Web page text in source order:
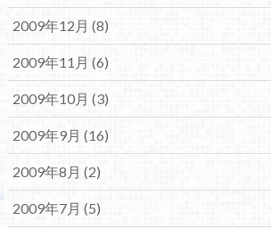
2009年12月 (8)
2009年11月 (6)
2009年10月 (3)
2009年9月 (16)
2009年8月 (2)
2009年7月 (5)